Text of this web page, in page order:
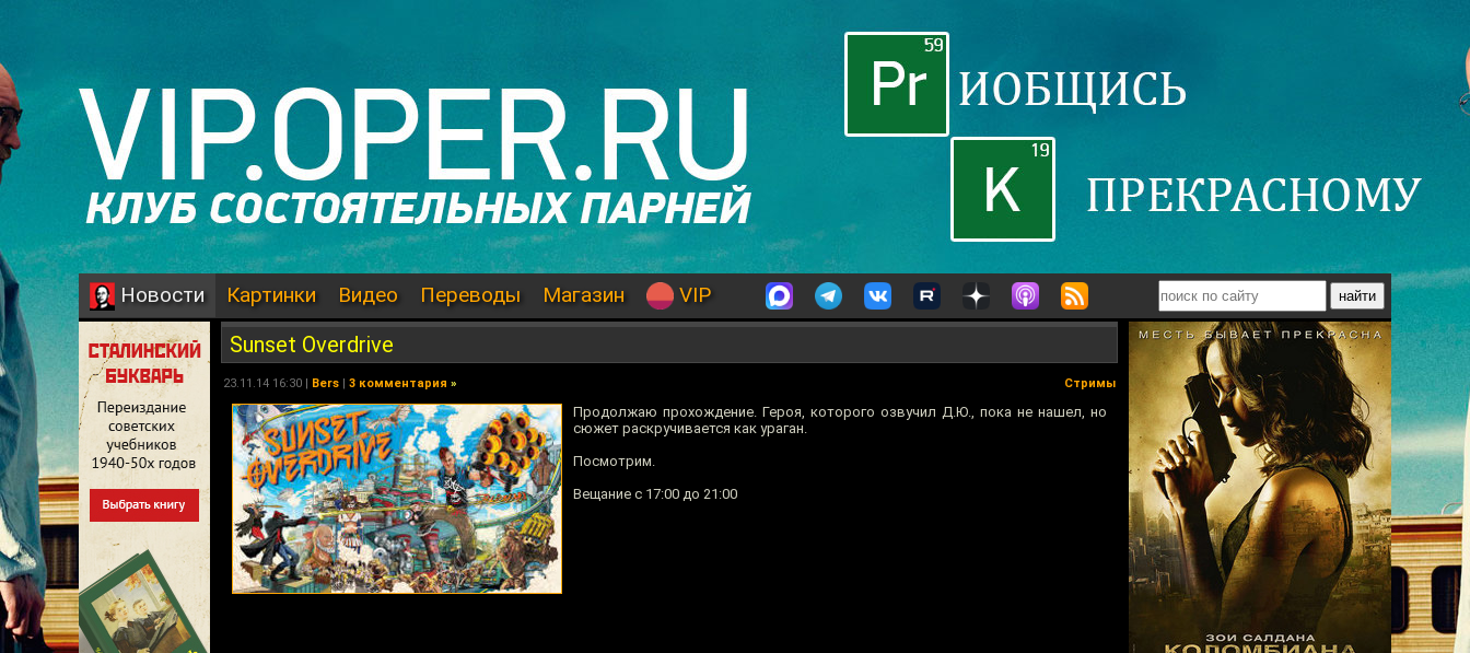
Новости Картинки Видео Переводы Магазин VIP
Sunset Overdrive
23.11.14 16:30 | Bers | 3 комментария » Стримы
Продолжаю прохождение. Героя, которого озвучил Д.Ю., пока не нашел, но
сюжет раскручивается как ураган.
Посмотрим.
Вещание с 17:00 до 21:00